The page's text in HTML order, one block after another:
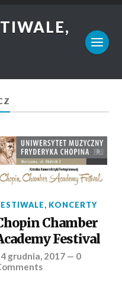
, KONCERTY
Chamber
Festival
grudnia, 2017 — 0